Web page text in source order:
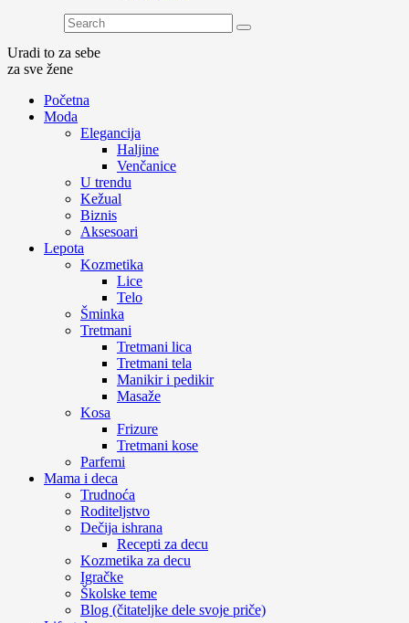
Uradi to za sebe
za sve žene
Početna
Moda
Elegancija
Haljine
Venčanice
U trendu
Kežual
Biznis
Aksesoari
Lepota
Kozmetika
Lice
Telo
Šminka
Tretmani
Tretmani lica
Tretmani tela
Manikir i pedikir
Masaže
Kosa
Frizure
Tretmani kose
Parfemi
Mama i deca
Trudnoća
Roditeljstvo
Dečija ishrana
Recepti za decu
Kozmetika za decu
Igračke
Školske teme
Blog (čitateljke dele svoje priče)